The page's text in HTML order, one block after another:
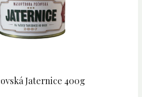
Jaternice 400g